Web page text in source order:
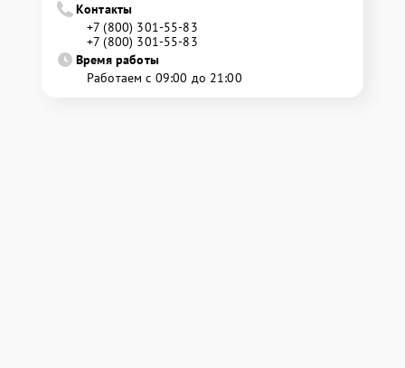
Контакты
+7 (800) 301-55-83
+7 (800) 301-55-83
Время работы
Работаем с 09:00 до 21:00